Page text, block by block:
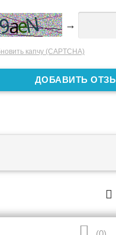
→
капчу (CAPTCHA)
